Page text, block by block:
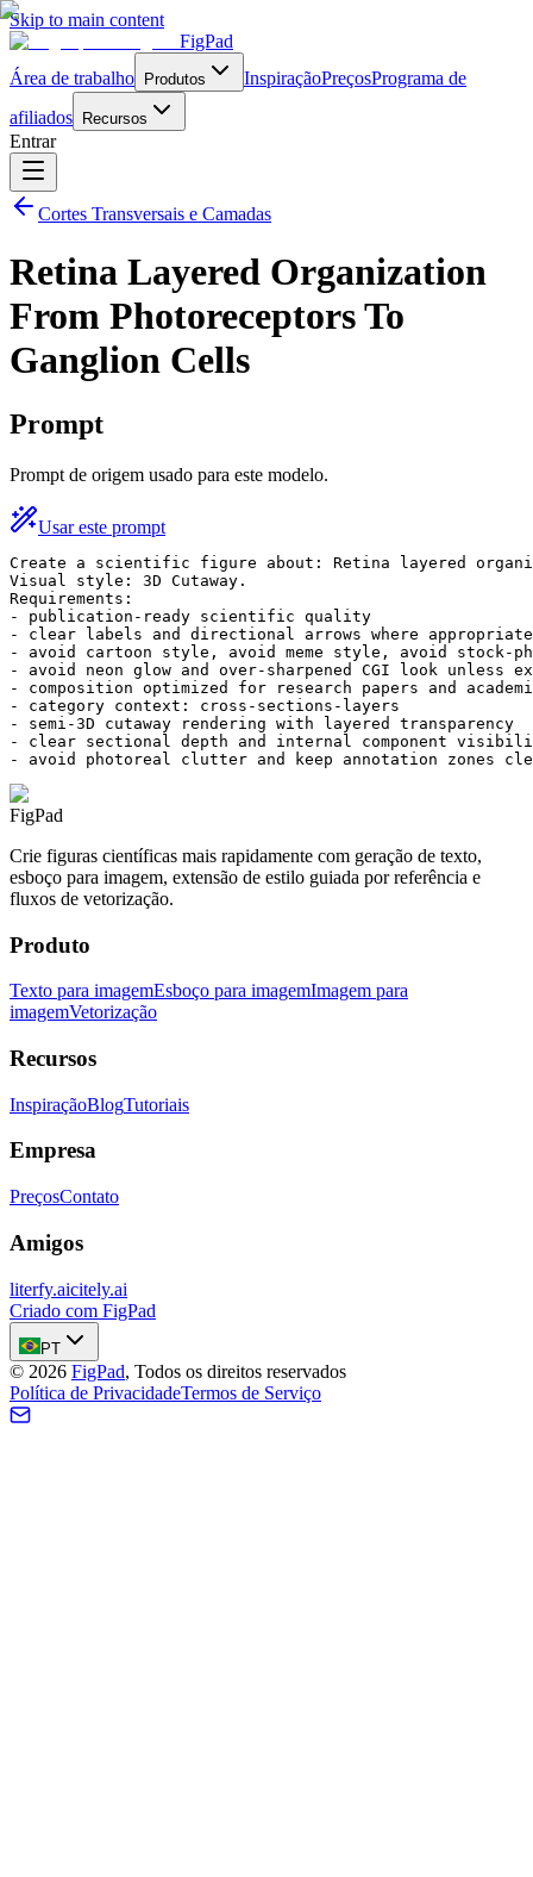
Skip to main content
FigPad
Área de trabalho
Produtos InspiraçãoPreçosPrograma de
afiliados
Recursos
Entrar
Cortes Transversais e Camadas
Retina Layered Organization
From Photoreceptors To
Ganglion Cells
Prompt
Prompt de origem usado para este modelo.
Usar este prompt
Create a scientific figure about: Retina layered
Visual style: 3D Cutaway.
Requirements:
- publication-ready scientific quality
- clear labels and directional arrows where appropriate
- avoid cartoon style, avoid meme style, avoid stock-
- avoid neon glow and over-sharpened CGI look unless
- composition optimized for research papers and
- category context: cross-sections-layers
- semi-3D cutaway rendering with layered transparency
- clear sectional depth and internal component
- avoid photoreal clutter and keep annotation zones
FigPad
Crie figuras científicas mais rapidamente com geração de texto,
esboço para imagem, extensão de estilo guiada por referência e
fluxos de vetorização.
Produto
Texto para imagemEsboço para imagemImagem para
imagemVetorização
Recursos
InspiraçãoBlogTutoriais
Empresa
PreçosContato
Amigos
literfy.aicitely.ai
Criado com FigPad
PT
© 2026 FigPad, Todos os direitos reservados
Política de PrivacidadeTermos de Serviço